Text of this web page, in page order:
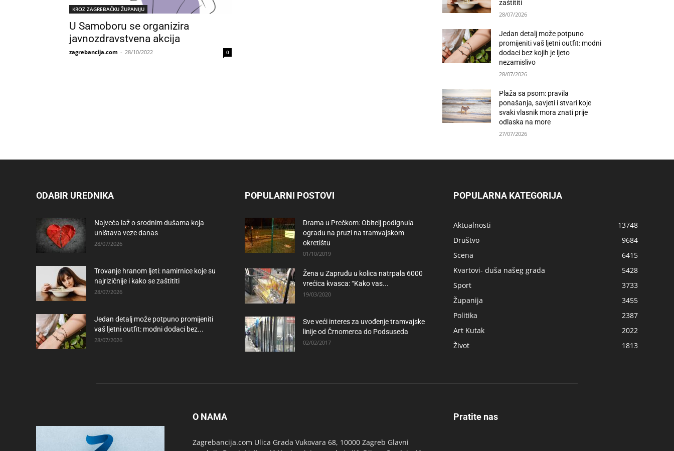
KROZ ZAGREBAČKU ŽUPANIJU
U Samoboru se organizira
javnozdravstvena akcija
zagrebancija.com - 28/10/2022 0
zaštititi
28/07/2026
Jedan detalj može potpuno
promijeniti vaš ljetni outfit: modni
dodaci bez kojih je ljeto
nezamislivo
28/07/2026
Plaža sa psom: pravila
ponašanja, savjeti i stvari koje
svaki vlasnik mora znati prije
odlaska na more
27/07/2026
ODABIR UREDNIKA
Najveća laž o srodnim dušama koja
uništava veze danas
28/07/2026
Trovanje hranom ljeti: namirnice koje su
najrizičnije i kako se zaštititi
28/07/2026
Jedan detalj može potpuno promijeniti
vaš ljetni outfit: modni dodaci bez...
28/07/2026
POPULARNI POSTOVI
Drama u Prečkom: Obitelj podignula
ogradu na pruzi na tramvajskom
okretištu
01/10/2019
Žena u Zapruđu u kolica natrpala 6000
vrećica kvasca: “Kako vas...
19/03/2020
Sve veći interes za uvođenje tramvajske
linije od Črnomerca do Podsuseda
02/02/2017
POPULARNA KATEGORIJA
Aktualnosti
13748
Društvo
9684
Scena
6415
Kvartovi- duša našeg grada
5428
Sport
3733
Županija
3455
Politika
2387
Art Kutak
2022
Život
1813
O NAMA
Zagrebancija.com Ulica Grada Vukovara 68, 10000 Zagreb Glavni
Pratite nas